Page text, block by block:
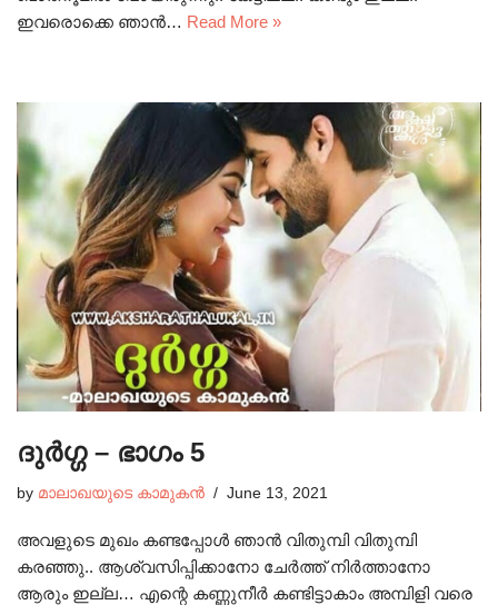
ഇവരൊക്കെ ഞാൻ… Read More »
ദുർഗ്ഗ – ഭാഗം 5
by മാലാഖയുടെ കാമുകൻ June 13, 2021
അവളുടെ മുഖം കണ്ടപ്പോൾ ഞാൻ വിതുമ്പി വിതുമ്പി
കരഞ്ഞു.. ആശ്വസിപ്പിക്കാനോ ചേർത്ത് നിർത്താനോ
ആരും ഇല്ല… എന്റെ കണ്ണുനീർ കണ്ടിട്ടാകാം അമ്പിളി വരെ